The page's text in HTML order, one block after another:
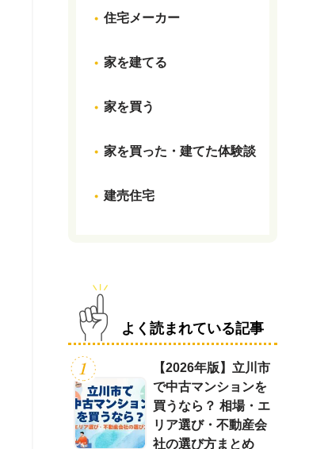
住宅メーカー
家を建てる
家を買う
家を買った・建てた体験談
建売住宅
よく読まれている記事
【2026年版】立川市
で中古マンションを
買うなら？ 相場・エ
リア選び・不動産会
社の選び方まとめ